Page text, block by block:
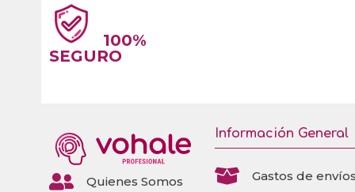
100%
SEGURO
 Quienes Somos
Información General
 Gastos de